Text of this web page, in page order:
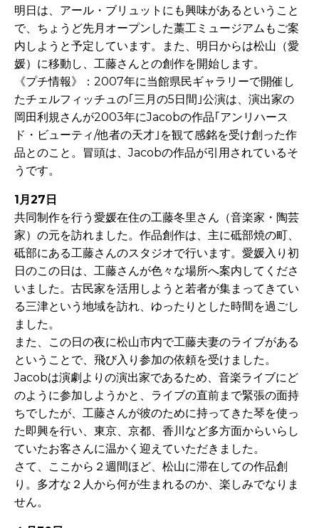
明日は、アール・ブリュットにも興味があるということ
で、ちょうど先月オープンした藁工ミュージアムもご案
内しようと予定しています。また、明日からは松山（愛
媛）に移動し、工藤さんとの創作を開始します。
《プチ情報》：2007年に当館県民ギャラリーで開催し
たチェルフィッチュの｢三月の5日間｣公演は、演出家の
岡田利規さんが2003年にJacobの作品｢アンリハース
ド・ビューティ/他者の天才｣を観て感銘を受け創った作
品とのこと。冒頭は、Jacobの作品が引用されているそ
うです。
1月27日
共同制作を行う愛媛在住の工藤冬里さん（音楽家・陶芸
家）の元を訪れました。作品創作は、主に砥部焼の町、
砥部にある工藤さんのスタジオで行います。愛媛入り初
日のこの日は、工藤さんが色々な場所へ案内してくださ
いました。古民家を活用しようと若者が集まってきてい
る三津という地域を訪れ、ゆったりとした時間を過ごし
ました。
また、この日の夜に松山市内で工藤夫妻のライブがある
ということで、飛び入り参加の依頼を受けました。
Jacobは演劇よりの演出家であるため、音楽ライブにど
のように参加しようかと、ライブの直前まで緊張の面持
ちでしたが、工藤さんが彼のために持ってきた琴を使っ
た即興を行い、東京、京都、香川など多方面からいらし
ていたお客さんに温かく迎えていただきました。
さて、ここから２週間ほど、松山に滞在しての作品創
り。多才な２人から何が生まれるのか、楽しみでなりま
せん。